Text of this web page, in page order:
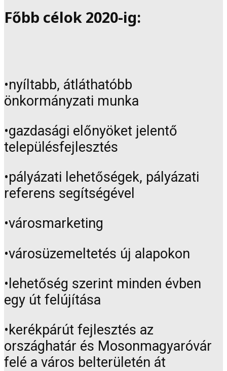
Főbb célok 2020-ig:
•nyíltabb, átláthatóbb
önkormányzati munka
•gazdasági előnyöket jelentő
településfejlesztés
•pályázati lehetőségek, pályázati
referens segítségével
•városmarketing
•városüzemeltetés új alapokon
•lehetőség szerint minden évben
egy út felújítása
•kerékpárút fejlesztés az
országhatár és Mosonmagyaróvár
felé a város belterületén át